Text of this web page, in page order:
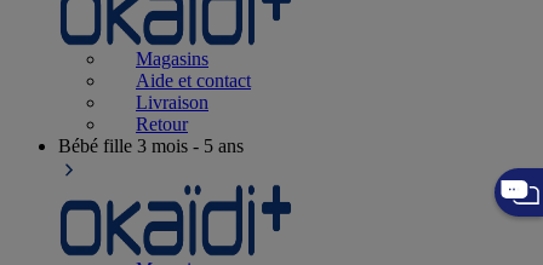
Magasins
Aide et contact
Livraison
Retour
Bébé fille 3 mois - 5 ans